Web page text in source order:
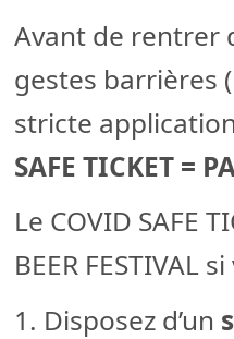
Avant de rentrer
gestes barrières
stricte
SAFE TICKET =
Le COVID SAFE
BEER FESTIVAL
1. Disposez d’un